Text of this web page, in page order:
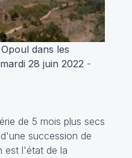
dans les
28 juin 2022 -
de 5 mois plus secs
succession de
est l'état de la